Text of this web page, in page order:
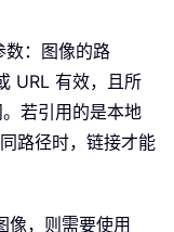
数：图像的路
URL 有效，且所
若引用的是本地
路径时，链接才能
像，则需要使用